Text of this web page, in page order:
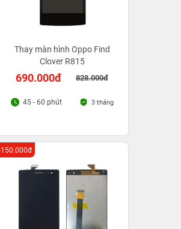
Thay màn hình Oppo Find
Clover R815
690.000đ 828.000đ
45 - 60 phút 3 tháng
150.000đ